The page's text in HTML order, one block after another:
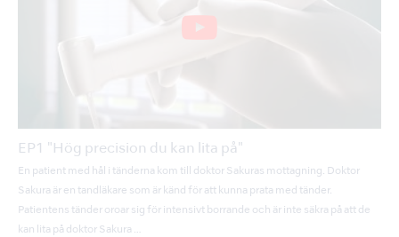
EP1 "Hög precision du kan lita på"
En patient med hål i tänderna kom till doktor Sakuras mottagning. Doktor
Sakura är en tandläkare som är känd för att kunna prata med tänder.
Patientens tänder oroar sig för intensivt borrande och är inte säkra på att de
kan lita på doktor Sakura …